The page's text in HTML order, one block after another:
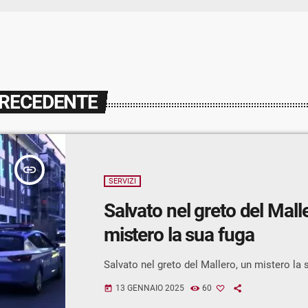
insert_link
SERVIZI
Salvato nel greto del
mistero la sua fuga
Salvato nel greto del Mallero, un mistero la
today 13 GENNAIO 2025 60